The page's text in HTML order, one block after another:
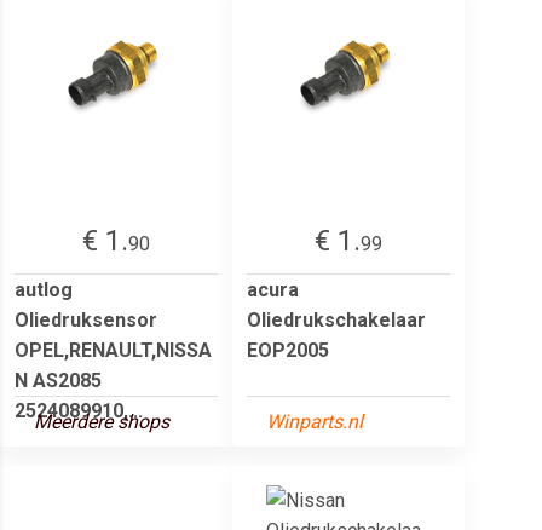
€ 1.90
autlog
Oliedruksensor
OPEL,RENAULT,NISSA
N AS2085
2524089910,...
Meerdere shops
€ 1.99
acura
Oliedrukschakelaar
EOP2005
Winparts.nl